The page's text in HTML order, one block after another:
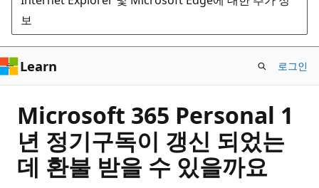
뛰
기보
Learn 로그인
Microsoft 365 Personal 1
년 정기구독이 갱신 되었는
데 환불 받을 수 있을까요